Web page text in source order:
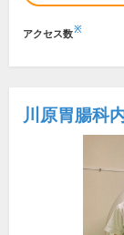
アクセス数※
川原胃腸科